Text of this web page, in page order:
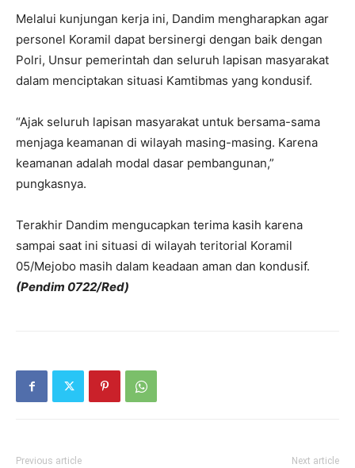
Melalui kunjungan kerja ini, Dandim mengharapkan agar
personel Koramil dapat bersinergi dengan baik dengan
Polri, Unsur pemerintah dan seluruh lapisan masyarakat
dalam menciptakan situasi Kamtibmas yang kondusif.
“Ajak seluruh lapisan masyarakat untuk bersama-sama
menjaga keamanan di wilayah masing-masing. Karena
keamanan adalah modal dasar pembangunan,”
pungkasnya.
Terakhir Dandim mengucapkan terima kasih karena
sampai saat ini situasi di wilayah teritorial Koramil
05/Mejobo masih dalam keadaan aman dan kondusif.
(Pendim 0722/Red)
Previous article Next article